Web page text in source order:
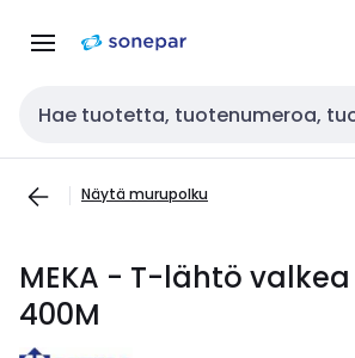
navigointiinsisältöön
Haku
Näytä murupolku
MEKA - T-lähtö
400M